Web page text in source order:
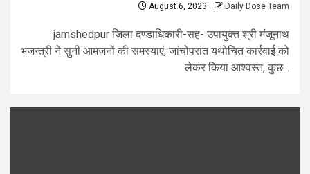
August 6, 2023 Daily Dose Team
jamshedpur जिला दण्डाधिकारी-सह- उपायुक्त श्री मंजूनाथ
भजन्त्री ने सुनी आमजनों की समस्याएं, जांचोपरांत यथोचित कार्रवाई को
लेकर किया आश्वस्त, कुछ...